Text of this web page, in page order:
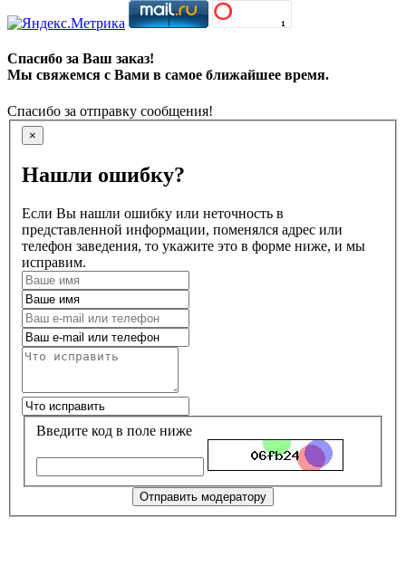
Спасибо за Ваш заказ!
Мы свяжемся с Вами в самое ближайшее время.
Спасибо за отправку сообщения!
×
Нашли ошибку?
Если Вы нашли ошибку или неточность в
представленной информации, поменялся адрес или
телефон заведения, то укажите это в форме ниже, и мы
исправим.
Введите код в поле ниже
Отправить модератору